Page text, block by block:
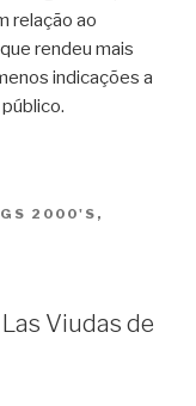
relação ao
rendeu mais
indicações a
2000'S ,
Viudas de